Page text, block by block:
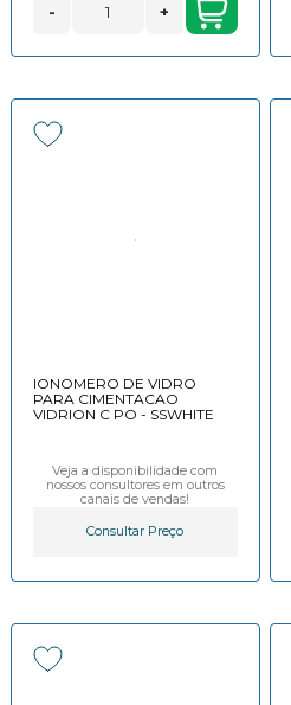
- +
IONOMERO DE VIDRO
PARA CIMENTACAO
VIDRION C PO - SSWHITE
Veja a disponibilidade com
nossos consultores em outros
canais de vendas!
Consultar Preço